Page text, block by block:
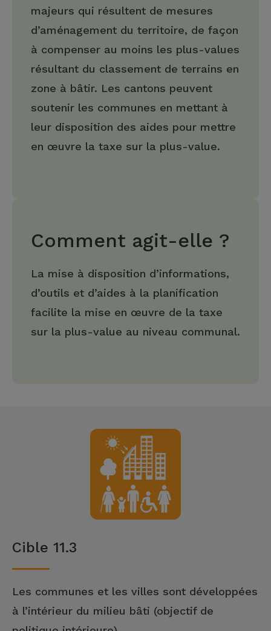
majeurs qui résultent de mesures
d’aménagement du territoire, de façon
à compenser au moins les plus-values
résultant du classement de terrains en
zone à bâtir. Les cantons peuvent
soutenir les communes en mettant à
leur disposition des aides pour mettre
en œuvre la taxe sur la plus-value.
Comment agit-elle ?
La mise à disposition d’informations,
d’outils et d’aides à la planification
facilite la mise en œuvre de la taxe
sur la plus-value au niveau communal.
Cible 11.3
Les communes et les villes sont développées
à l’intérieur du milieu bâti (objectif de